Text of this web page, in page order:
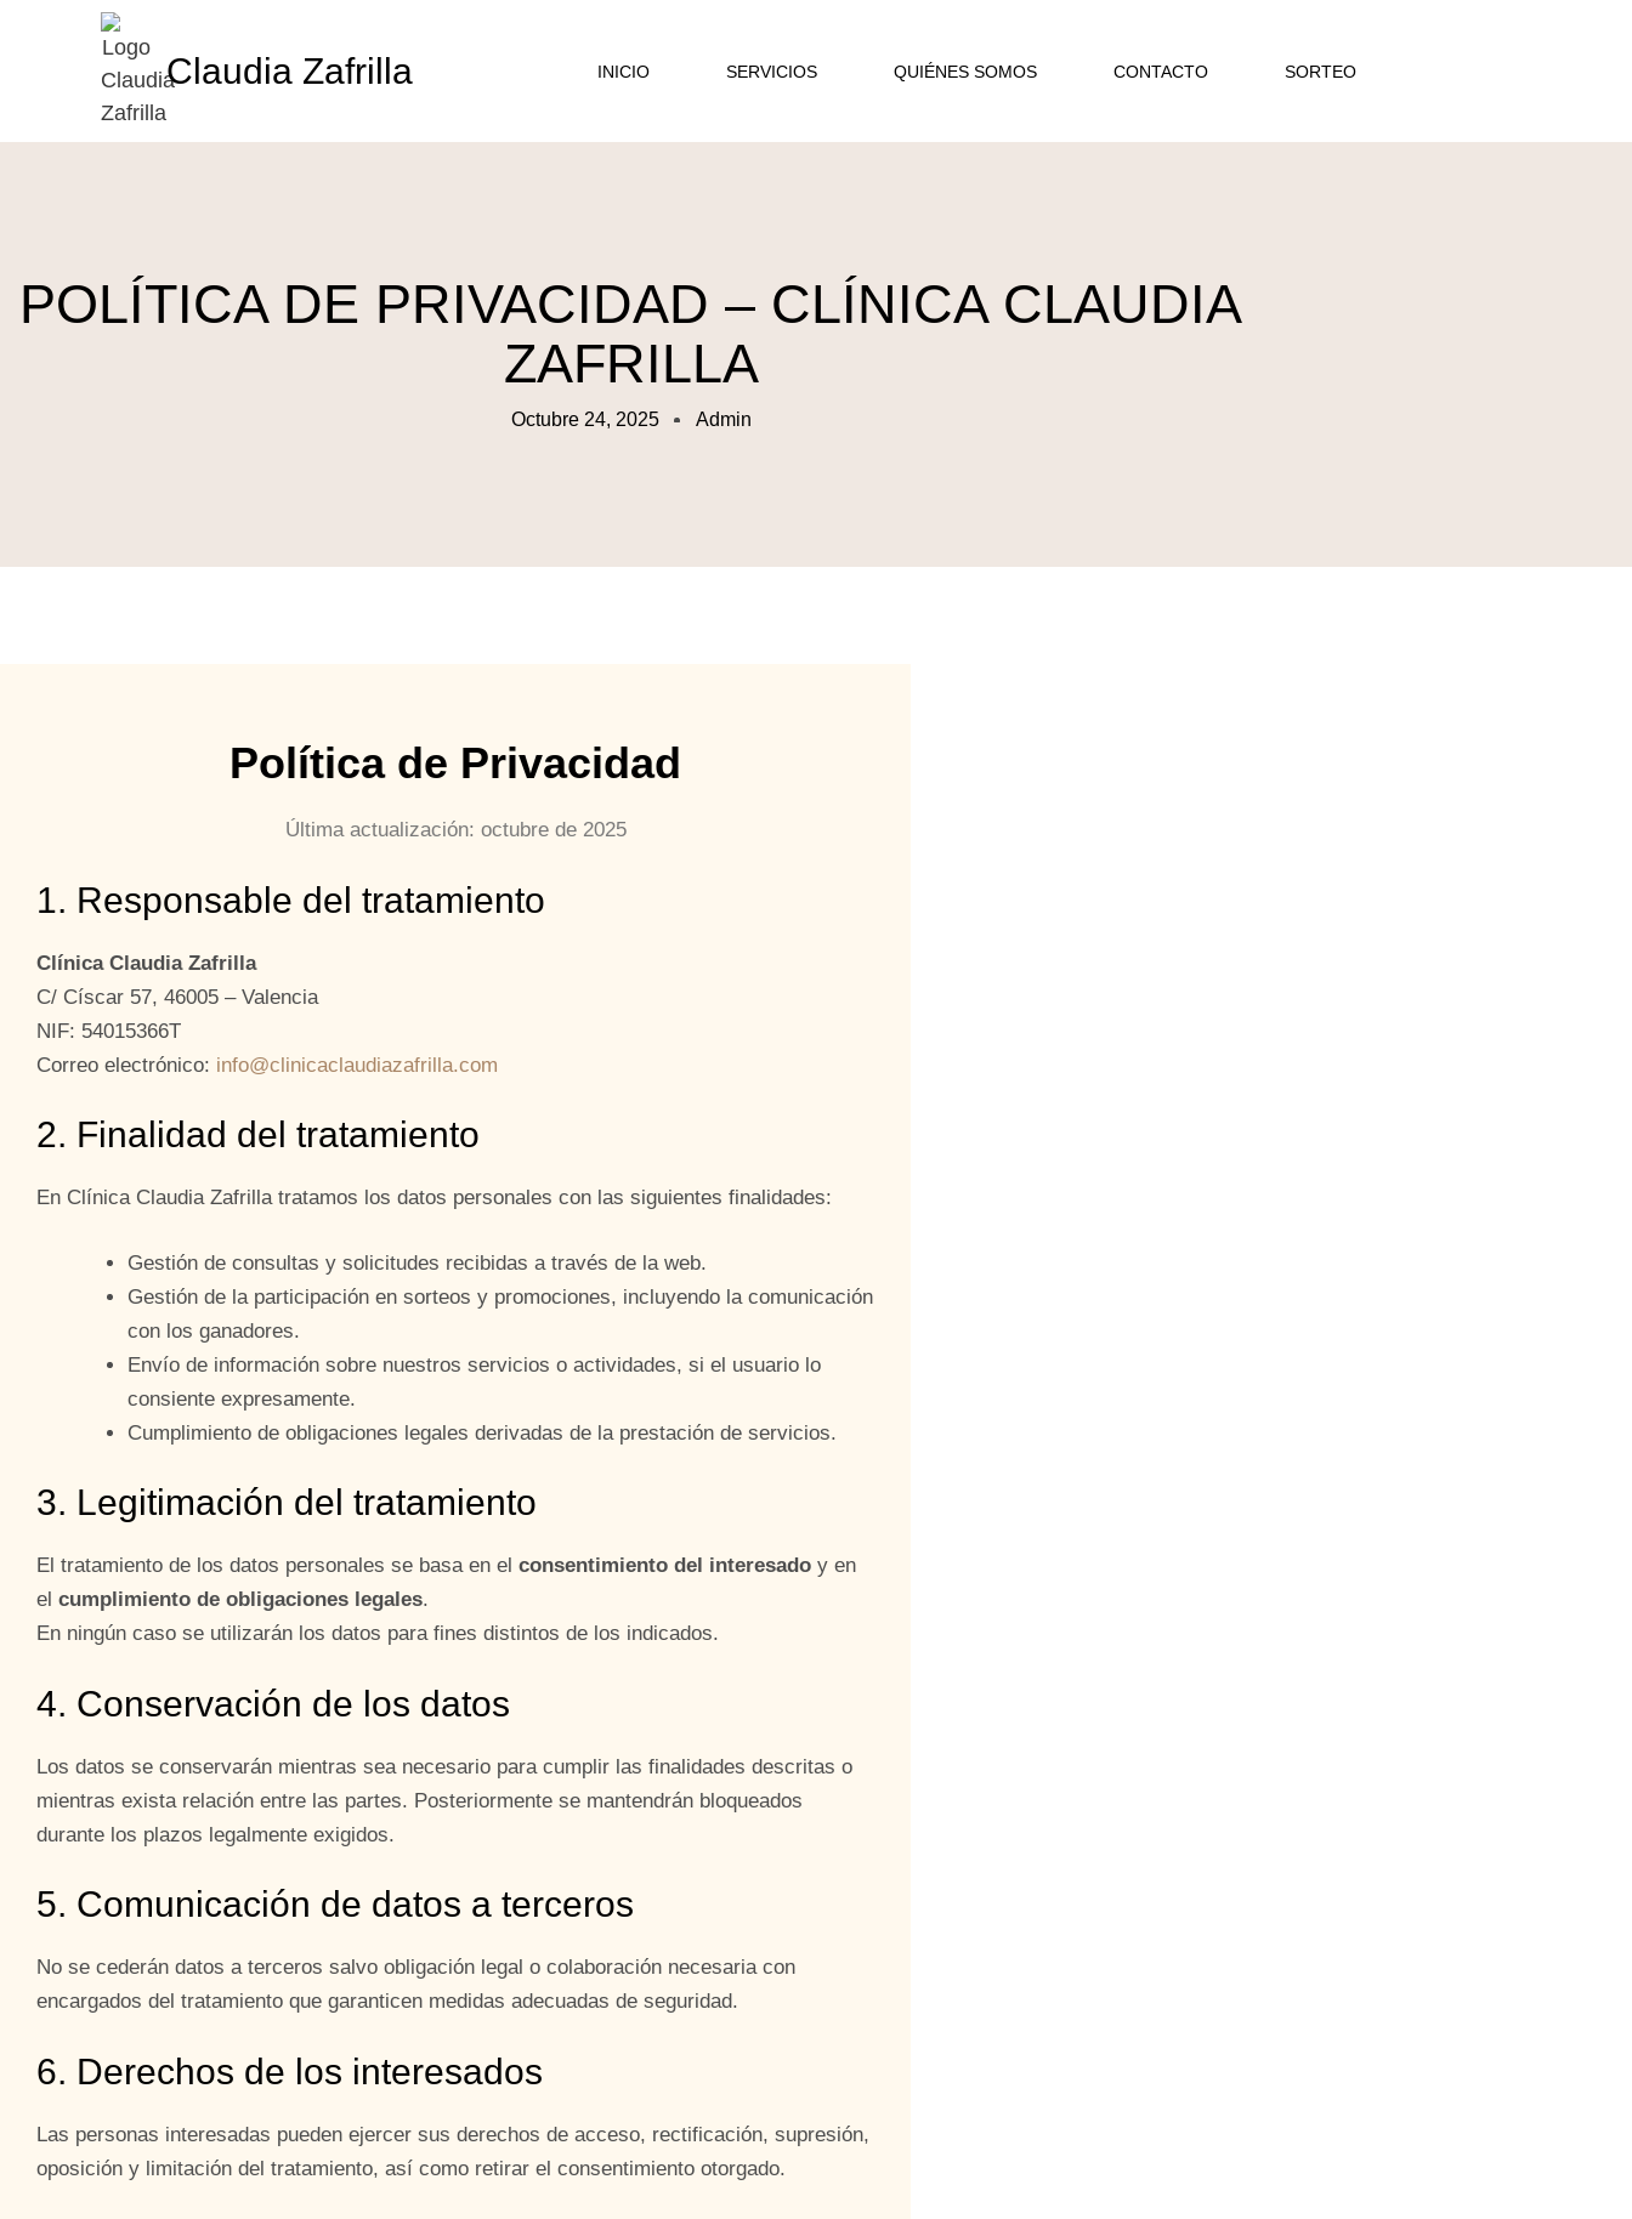
Claudia Zafrilla INICIO SERVICIOS QUIÉNES SOMOS CONTACTO SORTEO
POLÍTICA DE PRIVACIDAD – CLÍNICA CLAUDIA
ZAFRILLA
Octubre 24, 2025 Admin
Política de Privacidad
Última actualización: octubre de 2025
1. Responsable del tratamiento
Clínica Claudia Zafrilla
C/ Císcar 57, 46005 – Valencia
NIF: 54015366T
Correo electrónico: info@clinicaclaudiazafrilla.com
2. Finalidad del tratamiento
En Clínica Claudia Zafrilla tratamos los datos personales con las siguientes finalidades:
Gestión de consultas y solicitudes recibidas a través de la web.
Gestión de la participación en sorteos y promociones, incluyendo la comunicación
con los ganadores.
Envío de información sobre nuestros servicios o actividades, si el usuario lo
consiente expresamente.
Cumplimiento de obligaciones legales derivadas de la prestación de servicios.
3. Legitimación del tratamiento
El tratamiento de los datos personales se basa en el consentimiento del interesado y en
el cumplimiento de obligaciones legales.
En ningún caso se utilizarán los datos para fines distintos de los indicados.
4. Conservación de los datos
Los datos se conservarán mientras sea necesario para cumplir las finalidades descritas o
mientras exista relación entre las partes. Posteriormente se mantendrán bloqueados
durante los plazos legalmente exigidos.
5. Comunicación de datos a terceros
No se cederán datos a terceros salvo obligación legal o colaboración necesaria con
encargados del tratamiento que garanticen medidas adecuadas de seguridad.
6. Derechos de los interesados
Las personas interesadas pueden ejercer sus derechos de acceso, rectificación, supresión,
oposición y limitación del tratamiento, así como retirar el consentimiento otorgado.